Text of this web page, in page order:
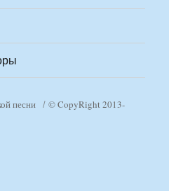
песни
© CopyRight 2013-